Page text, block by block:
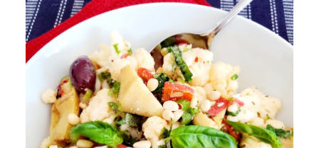
NOUS CONTACTER
RECETTES
FAQ
SEARCH